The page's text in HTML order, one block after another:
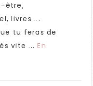
être,
livres ...
tu feras de
vite ...En